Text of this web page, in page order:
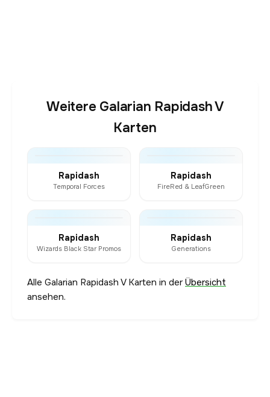
Weitere Galarian Rapidash V
Karten
Rapidash
Temporal Forces
Rapidash
FireRed & LeafGreen
Rapidash
Wizards Black Star Promos
Rapidash
Generations
Alle Galarian Rapidash V Karten in derÜbersicht
ansehen.